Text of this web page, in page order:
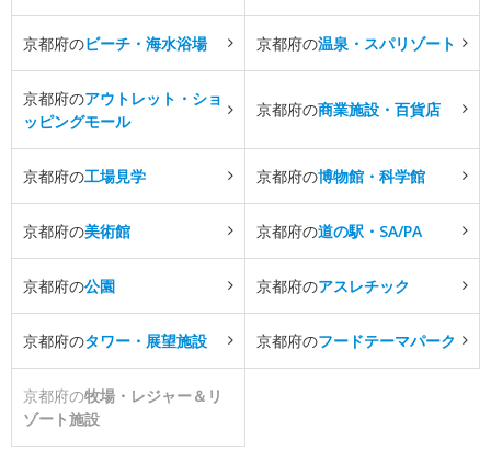
京都府のビーチ・海水浴場 京都府の温泉・スパリゾート
京都府のアウトレット・ショ
ッピングモール
京都府の商業施設・百貨店
京都府の工場見学 京都府の博物館・科学館
京都府の美術館 京都府の道の駅・SA/PA
京都府の公園 京都府のアスレチック
京都府のタワー・展望施設 京都府のフードテーマパーク
京都府の牧場・レジャー＆リ
ゾート施設